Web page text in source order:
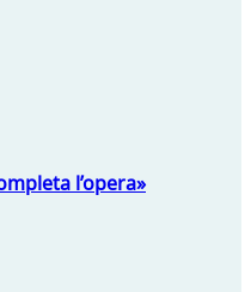
l’opera»